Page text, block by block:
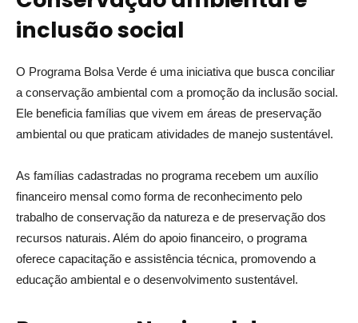
inclusão social
O Programa Bolsa Verde é uma iniciativa que busca conciliar
a conservação ambiental com a promoção da inclusão social.
Ele beneficia famílias que vivem em áreas de preservação
ambiental ou que praticam atividades de manejo sustentável.
As famílias cadastradas no programa recebem um auxílio
financeiro mensal como forma de reconhecimento pelo
trabalho de conservação da natureza e de preservação dos
recursos naturais. Além do apoio financeiro, o programa
oferece capacitação e assistência técnica, promovendo a
educação ambiental e o desenvolvimento sustentável.